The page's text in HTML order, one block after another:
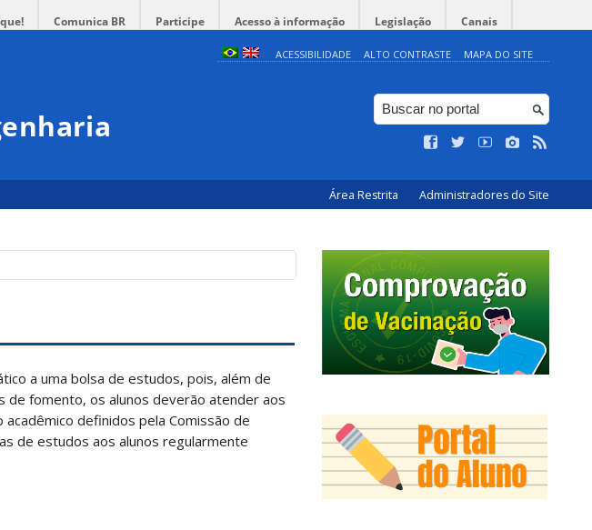
Comunica BR Participe Acesso à informação Legislação Canais
ACESSIBILIDADE ALTO CONTRASTE MAPA DO SITE
Área Restrita Administradores do Site
a uma bolsa de estudos, pois, além de
de fomento, os alunos deverão atender aos
definidos pela Comissão de
de estudos aos alunos regularmente